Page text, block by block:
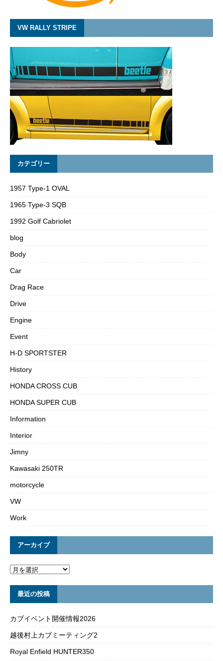
VW RALLY STRIPE
カテゴリー
1957 Type-1 OVAL
1965 Type-3 SQB
1992 Golf Cabriolet
blog
Body
Car
Drag Race
Drive
Engine
Event
H-D SPORTSTER
History
HONDA CROSS CUB
HONDA SUPER CUB
Information
Interior
Jimny
Kawasaki 250TR
motorcycle
VW
Work
アーカイブ
最近の投稿
カブイベント開催情報2026
越後村上カブミーティング2
Royal Enfield HUNTER350